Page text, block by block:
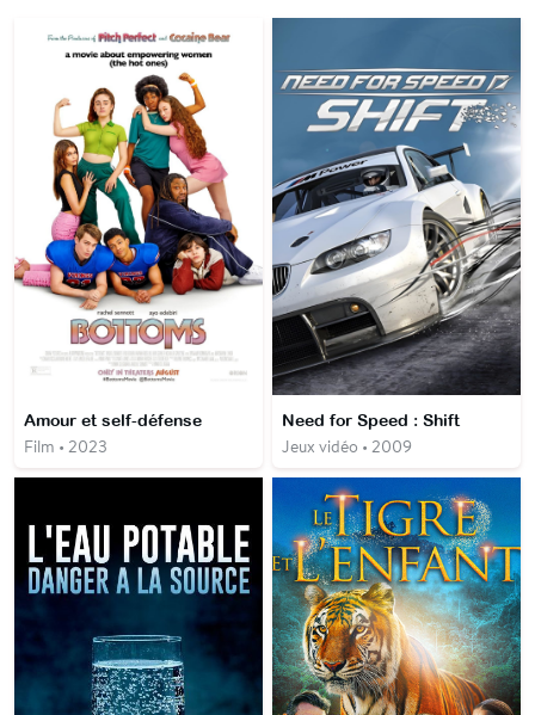
Amour et self-défense
Film • 2023
Need for Speed : Shift
Jeux vidéo • 2009